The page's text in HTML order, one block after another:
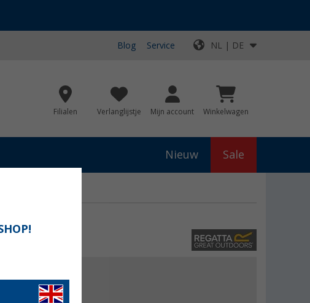
Blog Service NL | DE
Filialen Verlanglijstje Mijn account Winkelwagen
Nieuw Sale
€ 53,95